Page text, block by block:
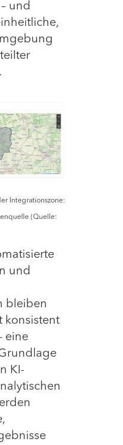
und
Integrationszone:
(Quelle:
und
bleiben
konsistent
eine
KI-